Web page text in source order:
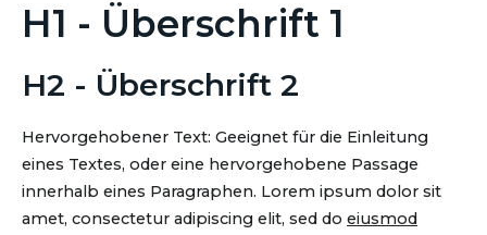
H1 - Überschrift 1
H2 - Überschrift 2
Hervorgehobener Text: Geeignet für die Einleitung
eines Textes, oder eine hervorgehobene Passage
innerhalb eines Paragraphen. Lorem ipsum dolor sit
amet, consectetur adipiscing elit, sed do eiusmod